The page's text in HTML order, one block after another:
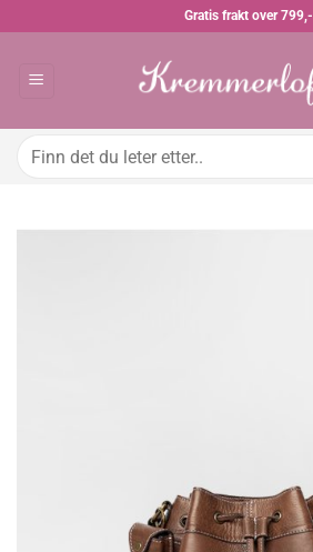
Gratis frakt over 799,-
Søk